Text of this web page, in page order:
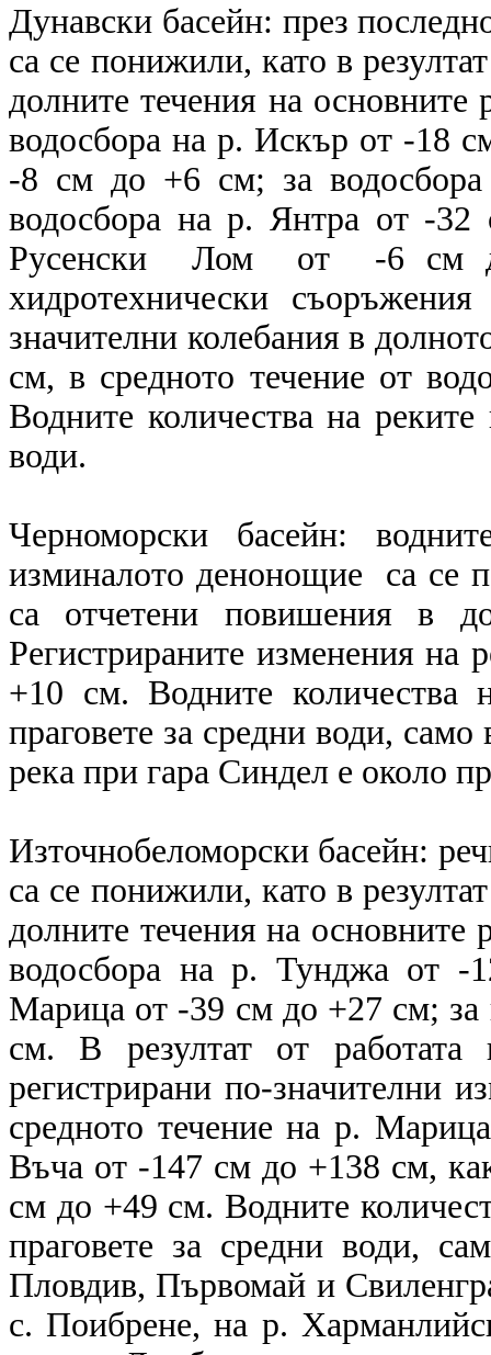
Дунавски басейн: през
са се понижили, като в
долните течения на основните
водосбора на р. Искър от -18
-8 см до +6 см; за
водосбора на р. Янтра от -
Русенски Лом от -6 см до
хидротехнически
значителни колебания в
см, в средното течение от
Водните количества на
води.
Черноморски басейн:
изминалото денонощие са се
са отчетени повишения в
Регистрираните изменения на
+10 см. Водните количества
праговете за средни води,
река при гара Синдел е около
Източнобеломорски басейн:
са се понижили, като в
долните течения на основните
водосбора на р. Тунджа от
Марица от -39 см до +27 см;
см. В резултат от работата
регистрирани по-значителни
средното течение на р.
Въча от -147 см до +138 см,
см до +49 см. Водните
праговете за средни води,
Пловдив, Първомай и
с. Поибрене, на р.